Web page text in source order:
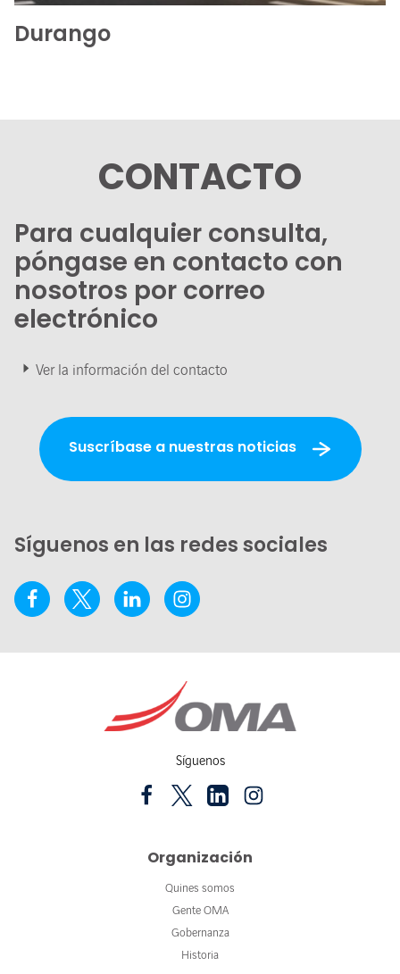
Durango
CONTACTO
Para cualquier consulta,
póngase en contacto con
nosotros por correo
electrónico
Ver la información del contacto
Suscríbase a nuestras noticias
Síguenos en las redes sociales
Síguenos
Organización
Quines somos
Gente OMA
Gobernanza
Historia